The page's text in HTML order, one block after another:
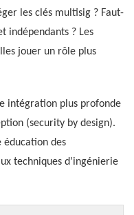
les clés multisig ? Faut-
indépendants ? Les
jouer un rôle plus
intégration plus profonde
(security by design).
éducation des
techniques d’ingénierie